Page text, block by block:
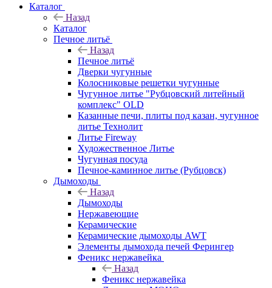
Каталог
Назад
Каталог
Печное литьё
Назад
Печное литьё
Дверки чугунные
Колосниковые решетки чугунные
Чугунное литье "Рубцовский литейный
комплекс" OLD
Казанные печи, плиты под казан, чугунное
литье Технолит
Литье Fireway
Художественное Литье
Чугунная посуда
Печное-каминное литье (Рубцовск)
Дымоходы
Назад
Дымоходы
Нержавеющие
Керамические
Керамические дымоходы AWT
Элементы дымохода печей Ферингер
Феникс нержавейка
Назад
Феникс нержавейка